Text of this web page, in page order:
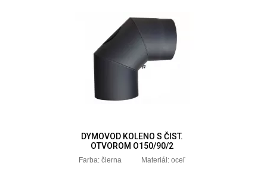
DYMOVOD KOLENO S ČIST.
OTVOROM O150/90/2
Farba: čierna Materiál: oceľ